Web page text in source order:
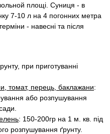
площі. Суниця - в
7-10 л на 4 погонних метра
- навесні та після
при приготуванні
томат, перець, баклажани:
або розпушування
: 150-200гр на 1 м. кв. під
розпушування ґрунту.